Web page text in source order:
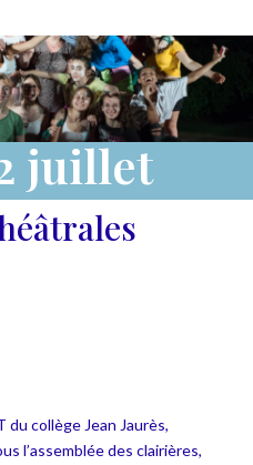
juillet
du collège Jean Jaurès,
l’assemblée des clairières,